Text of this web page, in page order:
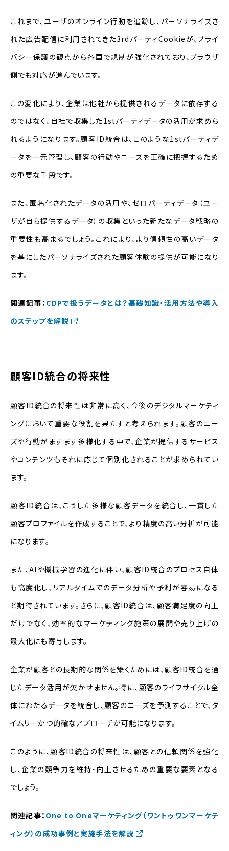
これまで、ユーザのオンライン行動を追跡し、パーソナライズさ
れた広告配信に利用されてきた3rdパーティCookieが、プライ
バシー保護の観点から各国で規制が強化されており、ブラウザ
側でも対応が進んでいます。
この変化により、企業は他社から提供されるデータに依存する
のではなく、自社で収集した1stパーティデータの活用が求めら
れるようになります。顧客ID統合は、このような1stパーティデ
ータを一元管理し、顧客の行動やニーズを正確に把握するため
の重要な手段です。
また、匿名化されたデータの活用や、ゼロパーティデータ（ユー
ザが自ら提供するデータ）の収集といった新たなデータ戦略の
重要性も高まるでしょう。これにより、より信頼性の高いデータ
を基にしたパーソナライズされた顧客体験の提供が可能になり
ます。
関連記事： CDPで扱うデータとは？基礎知識・活用方法や導入
のステップを解説
顧客ID統合の将来性
顧客ID統合の将来性は非常に高く、今後のデジタルマーケティ
ングにおいて重要な役割を果たすと考えられます。顧客のニー
ズや行動がますます多様化する中で、企業が提供するサービス
やコンテンツもそれに応じて個別化されることが求められてい
ます。
顧客ID統合は、こうした多様な顧客データを統合し、一貫した
顧客プロファイルを作成することで、より精度の高い分析が可能
になります。
また、AIや機械学習の進化に伴い、顧客ID統合のプロセス自体
も高度化し、リアルタイムでのデータ分析や予測が容易になる
と期待されています。さらに、顧客ID統合は、顧客満足度の向上
だけでなく、効率的なマーケティング施策の展開や売り上げの
最大化にも寄与します。
企業が顧客との長期的な関係を築くためには、顧客ID統合を通
じたデータ活用が欠かせません。特に、顧客のライフサイクル全
体にわたるデータを統合し、顧客のニーズを予測することで、タ
イムリーかつ的確なアプローチが可能になります。
このように、顧客ID統合の将来性は、顧客との信頼関係を強化
し、企業の競争力を維持・向上させるための重要な要素となる
でしょう。
関連記事： One to Oneマーケティング（ワントゥワンマーケテ
ィング）の成功事例と実施手法を解説